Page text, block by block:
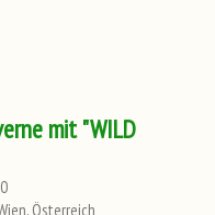
mit "WILD
Österreich